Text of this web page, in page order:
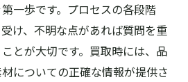
一歩です。プロセスの各段階
け、不明な点があれば質問を重
とが大切です。買取時には、品
についての正確な情報が提供さ